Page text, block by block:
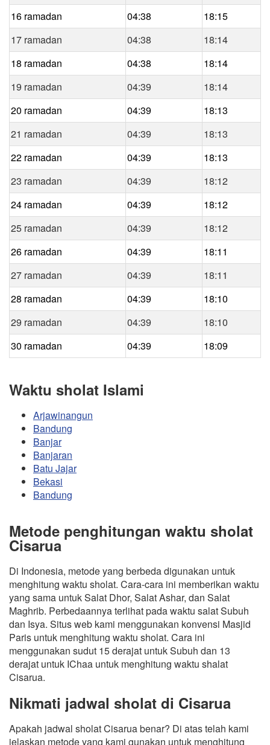
16 ramadan
04:38
18:15
17 ramadan
04:38
18:14
18 ramadan
04:38
18:14
19 ramadan
04:39
18:14
20 ramadan
04:39
18:13
21 ramadan
04:39
18:13
22 ramadan
04:39
18:13
23 ramadan
04:39
18:12
24 ramadan
04:39
18:12
25 ramadan
04:39
18:12
26 ramadan
04:39
18:11
27 ramadan
04:39
18:11
28 ramadan
04:39
18:10
29 ramadan
04:39
18:10
30 ramadan
04:39 18:09
Waktu sholat Islami
Arjawinangun
Bandung
Banjar
Banjaran
Batu Jajar
Bekasi
Bandung
Metode penghitungan waktu sholat
Cisarua
Di Indonesia, metode yang berbeda digunakan untuk
menghitung waktu sholat. Cara-cara ini memberikan waktu
yang sama untuk Salat Dhor, Salat Ashar, dan Salat
Maghrib. Perbedaannya terlihat pada waktu salat Subuh
dan Isya. Situs web kami menggunakan konvensi Masjid
Paris untuk menghitung waktu sholat. Cara ini
menggunakan sudut 15 derajat untuk Subuh dan 13
derajat untuk IChaa untuk menghitung waktu shalat
Cisarua.
Nikmati jadwal sholat di Cisarua
Apakah jadwal sholat Cisarua benar? Di atas telah kami
jelaskan metode yang kami gunakan untuk menghitung